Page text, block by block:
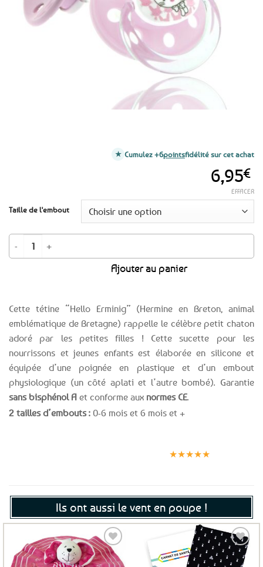
Cette tétine “Hello Erminig” (Hermine en Breton, animal
emblématique de Bretagne) rappelle le célèbre petit chaton
adoré par les petites filles ! Cette sucette pour les
nourrissons et jeunes enfants est élaborée en silicone et
équipée d’une poignée en plastique et d’un embout
physiologique (un côté aplati et l’autre bombé). Garantie
sans bisphénol A et conforme aux normes CE.
2 tailles d’embouts : 0-6 mois et 6 mois et +
6,95€
Taille de l'embout
EFFACER
quantité de Tétine Hello Erminig Bigoudène Bretonne
Ajouter au panier
Cumulez +6pointsfidélité sur cet achat
★★★★★
Ils ont aussi le vent en poupe !